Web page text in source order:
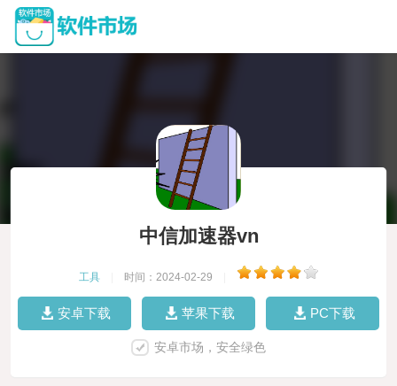
中信加速器vn
工具 时间：2024-02-29
安卓下载 苹果下载 PC下载
安卓市场，安全绿色